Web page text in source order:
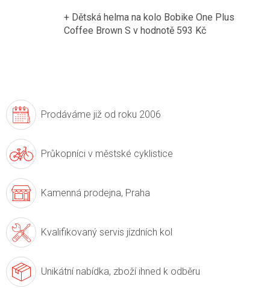
+ Dětská helma na kolo Bobike One Plus
Coffee Brown S v hodnotě 593 Kč
Prodáváme již od roku 2006
Průkopníci v městské cyklistice
Kamenná prodejna, Praha
Kvalifikovaný servis jízdních kol
Unikátní nabídka, zboží ihned k odběru